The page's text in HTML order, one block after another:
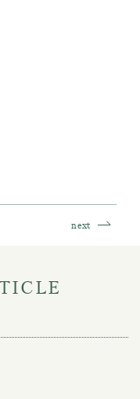
next